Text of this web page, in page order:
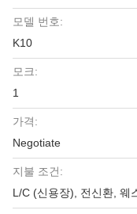
모델 번호:
K10
모크:
1
가격:
Negotiate
지불 조건:
L/C (신용장), 전신환, 웨